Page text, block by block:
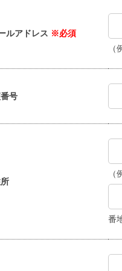
ルアドレス ※必須
号
番